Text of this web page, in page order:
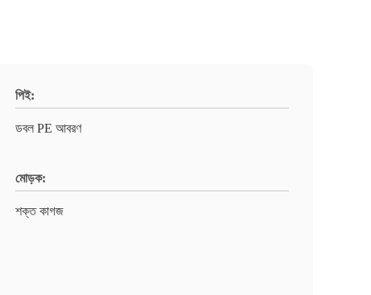
পিই:
ডবল PE আবরণ
মোড়ক:
শক্ত কাগজ